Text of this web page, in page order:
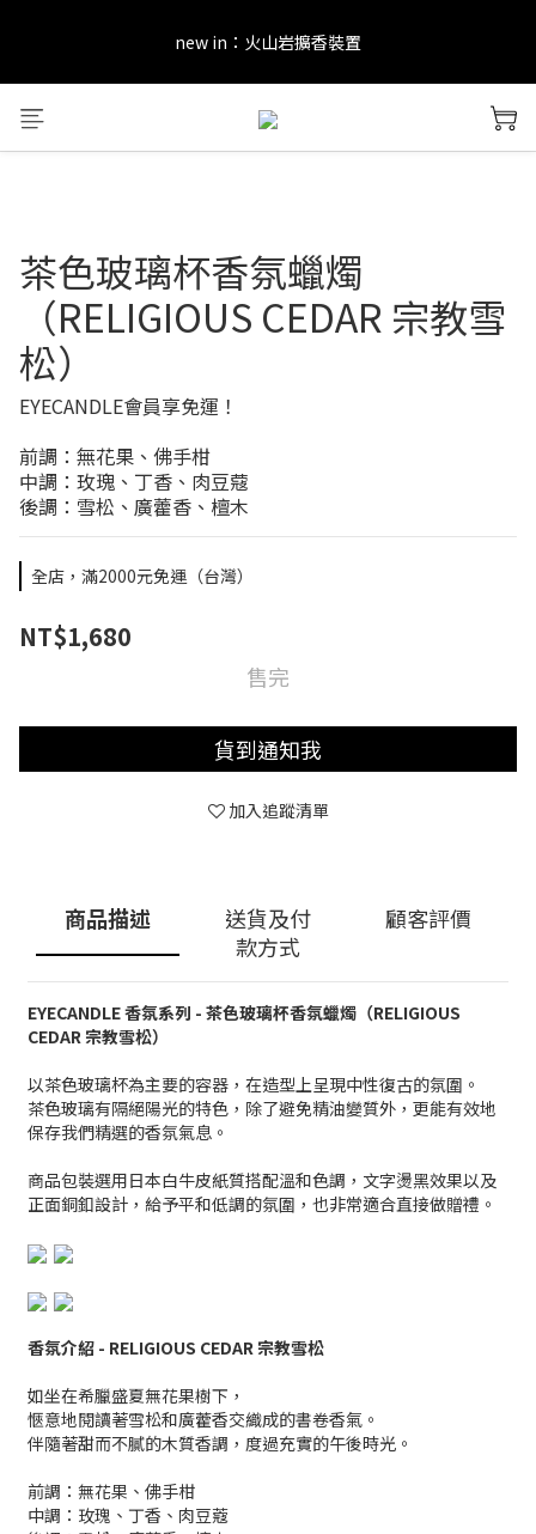
new in：火山岩擴香裝置
務 頁面了解更多福利！
new in：火山岩擴香裝置
茶色玻璃杯香氛蠟燭
（RELIGIOUS CEDAR 宗教雪
松）
EYECANDLE會員享免運！
前調：無花果、佛手柑
中調：玫瑰、丁香、肉豆蔻
後調：雪松、廣藿香、檀木
全店，滿2000元免運（台灣）
NT$1,680
售完
貨到通知我
加入追蹤清單
商品描述
送貨及付
款方式
顧客評價
EYECANDLE 香氛系列 - 茶色玻璃杯香氛蠟燭（RELIGIOUS
CEDAR 宗教雪松）
以茶色玻璃杯為主要的容器，在造型上呈現中性復古的氛圍。
茶色玻璃有隔絕陽光的特色，除了避免精油變質外，更能有效地
保存我們精選的香氛氣息。
商品包裝選用日本白牛皮紙質搭配溫和色調，文字燙黑效果以及
正面銅釦設計，給予平和低調的氛圍，也非常適合直接做贈禮。
香氛介紹 - RELIGIOUS CEDAR 宗教雪松
如坐在希臘盛夏無花果樹下，
愜意地閱讀著雪松和廣藿香交織成的書卷香氣。
伴隨著甜而不膩的木質香調，度過充實的午後時光。
前調：無花果、佛手柑
中調：玫瑰、丁香、肉豆蔻